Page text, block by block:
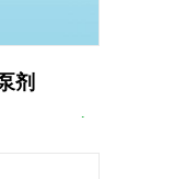
剂